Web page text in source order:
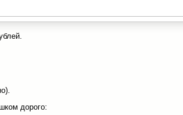
дорого: